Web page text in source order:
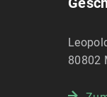
80802